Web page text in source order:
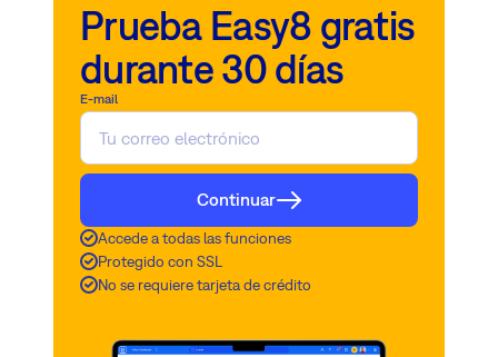
Prueba Easy8 gratis
durante 30 días
E-mail
Continuar
Accede a todas las funciones
Protegido con SSL
No se requiere tarjeta de crédito